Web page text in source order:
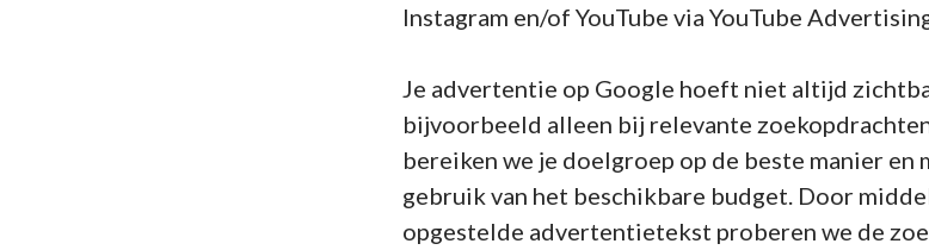
Instagram en/of YouTube via YouTube
Je advertentie op Google hoeft niet altijd
bijvoorbeeld alleen bij relevante
bereiken we je doelgroep op de beste manier en
gebruik van het beschikbare budget. Door
opgestelde advertentietekst proberen we de